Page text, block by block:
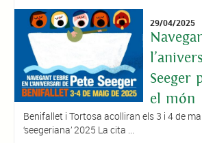
29/04/2025
Seeger
el món
Benifallet i Tortosa acolliran els 3 i 4 de
‘seegeriana’ 2025 La cita ...